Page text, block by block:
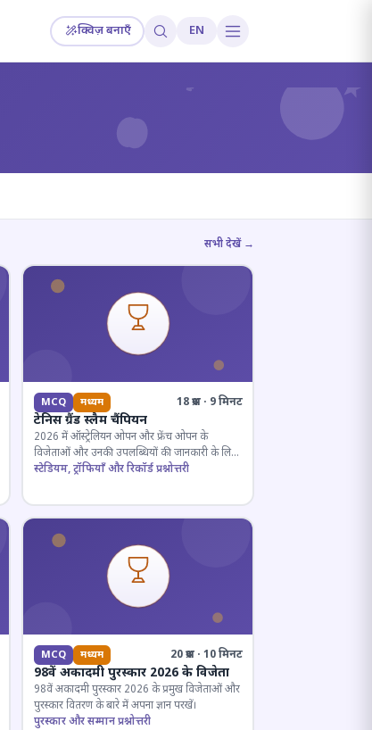
क्विज़ बनाएँ EN
?
सभी देखें →
MCQ मध्यम 18 प्रश्न · 9 मिनट
टेनिस ग्रैंड स्लैम चैंपियन
2026 में ऑस्ट्रेलियन ओपन और फ्रेंच ओपन के
विजेताओं और उनकी उपलब्धियों की जानकारी के लिए
क्विज़।
स्टेडियम, ट्रॉफियाँ और रिकॉर्ड प्रश्नोत्तरी
MCQ मध्यम 20 प्रश्न · 10 मिनट
98वें अकादमी पुरस्कार 2026 के विजेता
98वें अकादमी पुरस्कार 2026 के प्रमुख विजेताओं और
पुरस्कार वितरण के बारे में अपना ज्ञान परखें।
पुरस्कार और सम्मान प्रश्नोत्तरी